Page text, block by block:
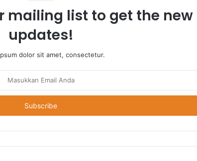
mailing list to get the new
updates!
dolor sit amet, consectetur.